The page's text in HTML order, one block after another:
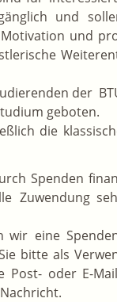
und
Motivation und
der
geboten.
die
Spenden
Zuwendung
wir eine
bitte als
Post- oder E-